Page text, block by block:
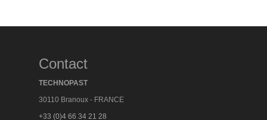
Contact
TECHNOPAST
30110 Branoux - FRANCE
+33 (0)4 66 34 21 28